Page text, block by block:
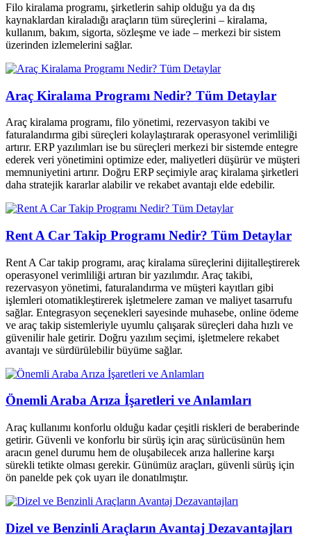
Filo kiralama programı, şirketlerin sahip olduğu ya da dış
kaynaklardan kiraladığı araçların tüm süreçlerini – kiralama,
kullanım, bakım, sigorta, sözleşme ve iade – merkezi bir sistem
üzerinden izlemelerini sağlar.
Araç Kiralama Programı Nedir? Tüm Detaylar
Araç kiralama programı, filo yönetimi, rezervasyon takibi ve
faturalandırma gibi süreçleri kolaylaştırarak operasyonel verimliliği
artırır. ERP yazılımları ise bu süreçleri merkezi bir sistemde entegre
ederek veri yönetimini optimize eder, maliyetleri düşürür ve müşteri
memnuniyetini artırır. Doğru ERP seçimiyle araç kiralama şirketleri
daha stratejik kararlar alabilir ve rekabet avantajı elde edebilir.
Rent A Car Takip Programı Nedir? Tüm Detaylar
Rent A Car takip programı, araç kiralama süreçlerini dijitalleştirerek
operasyonel verimliliği artıran bir yazılımdır. Araç takibi,
rezervasyon yönetimi, faturalandırma ve müşteri kayıtları gibi
işlemleri otomatikleştirerek işletmelere zaman ve maliyet tasarrufu
sağlar. Entegrasyon seçenekleri sayesinde muhasebe, online ödeme
ve araç takip sistemleriyle uyumlu çalışarak süreçleri daha hızlı ve
güvenilir hale getirir. Doğru yazılım seçimi, işletmelere rekabet
avantajı ve sürdürülebilir büyüme sağlar.
Önemli Araba Arıza İşaretleri ve Anlamları
Araç kullanımı konforlu olduğu kadar çeşitli riskleri de beraberinde
getirir. Güvenli ve konforlu bir sürüş için araç sürücüsünün hem
aracın genel durumu hem de oluşabilecek arıza hallerine karşı
sürekli tetikte olması gerekir. Günümüz araçları, güvenli sürüş için
ön panelde pek çok uyarı ile donatılmıştır.
Dizel ve Benzinli Araçların Avantaj Dezavantajları